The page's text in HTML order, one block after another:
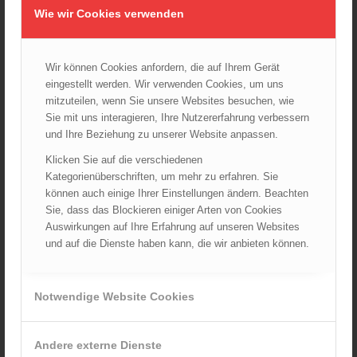
Wie wir Cookies verwenden
Wir können Cookies anfordern, die auf Ihrem Gerät
eingestellt werden. Wir verwenden Cookies, um uns
mitzuteilen, wenn Sie unsere Websites besuchen, wie
Sie mit uns interagieren, Ihre Nutzererfahrung verbessern
und Ihre Beziehung zu unserer Website anpassen.
Klicken Sie auf die verschiedenen
Kategorienüberschriften, um mehr zu erfahren. Sie
können auch einige Ihrer Einstellungen ändern. Beachten
Sie, dass das Blockieren einiger Arten von Cookies
Auswirkungen auf Ihre Erfahrung auf unseren Websites
und auf die Dienste haben kann, die wir anbieten können.
Notwendige Website Cookies
Andere externe Dienste
35,09 €
Verkauf durch : ÖBFV